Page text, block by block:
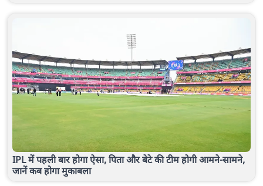
IPL में पहली बार होगा ऐसा, पिता और बेटे की टीम होगी आमने-सामने,
जानें कब होगा मुकाबला